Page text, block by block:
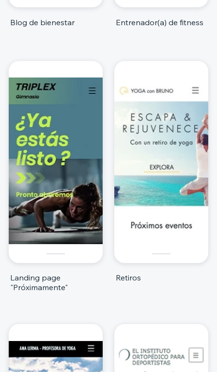
Blog de bienestar Entrenador(a) de fitness
Landing page
"Próximamente"
Retiros